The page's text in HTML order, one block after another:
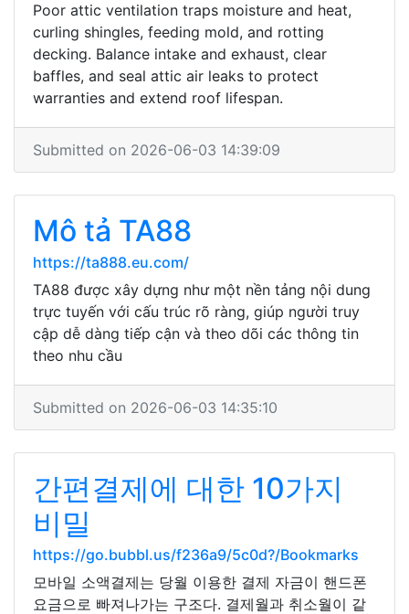
Poor attic ventilation traps moisture and heat,
curling shingles, feeding mold, and rotting
decking. Balance intake and exhaust, clear
baffles, and seal attic air leaks to protect
warranties and extend roof lifespan.
Submitted on 2026-06-03 14:39:09
Mô tả TA88
https://ta888.eu.com/
TA88 được xây dựng như một nền tảng nội dung
trực tuyến với cấu trúc rõ ràng, giúp người truy
cập dễ dàng tiếp cận và theo dõi các thông tin
theo nhu cầu
Submitted on 2026-06-03 14:35:10
간편결제에 대한 10가지
비밀
https://go.bubbl.us/f236a9/5c0d?/Bookmarks
모바일 소액결제는 당월 이용한 결제 자금이 핸드폰
요금으로 빠져나가는 구조다. 결제월과 취소월이 같